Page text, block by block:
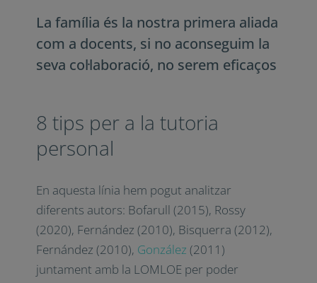
aliada com a docents, si no
aconseguim la seva col·laboració, no
8 tips per a la tutoria
personal